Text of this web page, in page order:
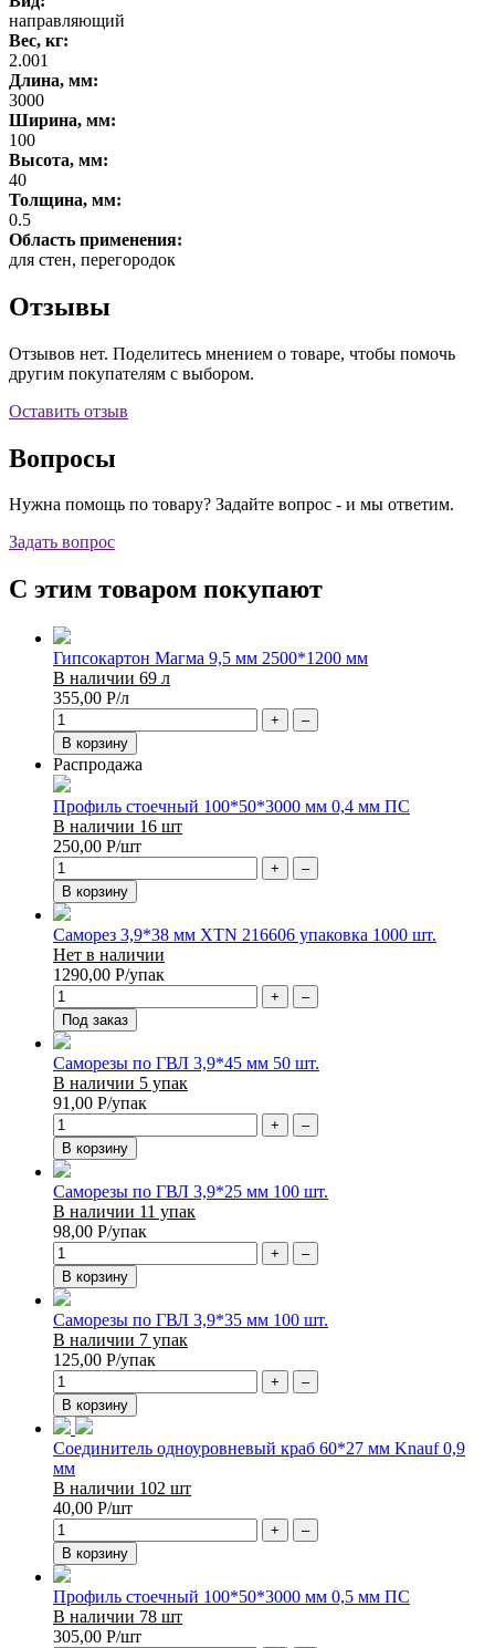
направляющий
Вес, кг:
2.001
Длина, мм:
3000
Ширина, мм:
100
Высота, мм:
40
Толщина, мм:
0.5
Область применения:
для стен, перегородок
Отзывы
Отзывов нет. Поделитесь мнением о товаре, чтобы помочь
другим покупателям с выбором.
Оставить отзыв
Вопросы
Нужна помощь по товару? Задайте вопрос - и мы ответим.
Задать вопрос
С этим товаром покупают
Гипсокартон Магма 9,5 мм 2500*1200 мм
В наличии 69 л
355,00 Р/л
+
–
В корзину
Распродажа
Профиль стоечный 100*50*3000 мм 0,4 мм ПС
В наличии 16 шт
250,00 Р/шт
+
–
В корзину
Саморез 3,9*38 мм XTN 216606 упаковка 1000 шт.
Нет в наличии
1290,00 Р/упак
+
–
Под заказ
Саморезы по ГВЛ 3,9*45 мм 50 шт.
В наличии 5 упак
91,00 Р/упак
+
–
В корзину
Саморезы по ГВЛ 3,9*25 мм 100 шт.
В наличии 11 упак
98,00 Р/упак
+
–
В корзину
Саморезы по ГВЛ 3,9*35 мм 100 шт.
В наличии 7 упак
125,00 Р/упак
+
–
В корзину
Соединитель одноуровневый краб 60*27 мм Knauf 0,9
мм
В наличии 102 шт
40,00 Р/шт
+
–
В корзину
Профиль стоечный 100*50*3000 мм 0,5 мм ПС
В наличии 78 шт
305,00 Р/шт